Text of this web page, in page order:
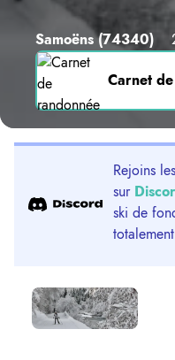
Samoëns(74340)
Carnet
Rejoins
sur
ski de